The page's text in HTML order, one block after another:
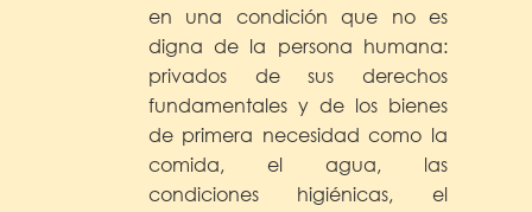
en una condición que no es
digna de la persona humana:
privados de sus derechos
fundamentales y de los bienes
de primera necesidad como la
comida, el agua, las
condiciones higiénicas, el